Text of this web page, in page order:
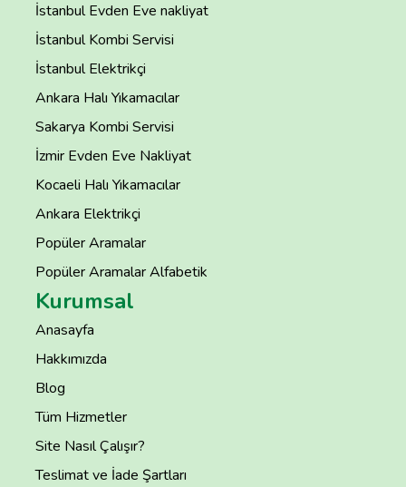
İstanbul Evden Eve nakliyat
İstanbul Kombi Servisi
İstanbul Elektrikçi
Ankara Halı Yıkamacılar
Sakarya Kombi Servisi
İzmir Evden Eve Nakliyat
Kocaeli Halı Yıkamacılar
Ankara Elektrikçi
Popüler Aramalar
Popüler Aramalar Alfabetik
Kurumsal
Anasayfa
Hakkımızda
Blog
Tüm Hizmetler
Site Nasıl Çalışır?
Teslimat ve İade Şartları